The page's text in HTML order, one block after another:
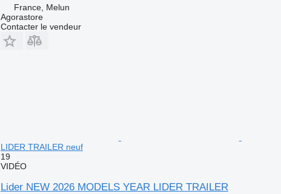
France, Melun
Agorastore
Contacter le vendeur
LIDER TRAILER neuf
19
VIDÉO
Lider NEW 2026 MODELS YEAR LIDER TRAILER